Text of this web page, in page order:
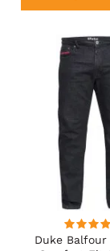
Duke Balfour